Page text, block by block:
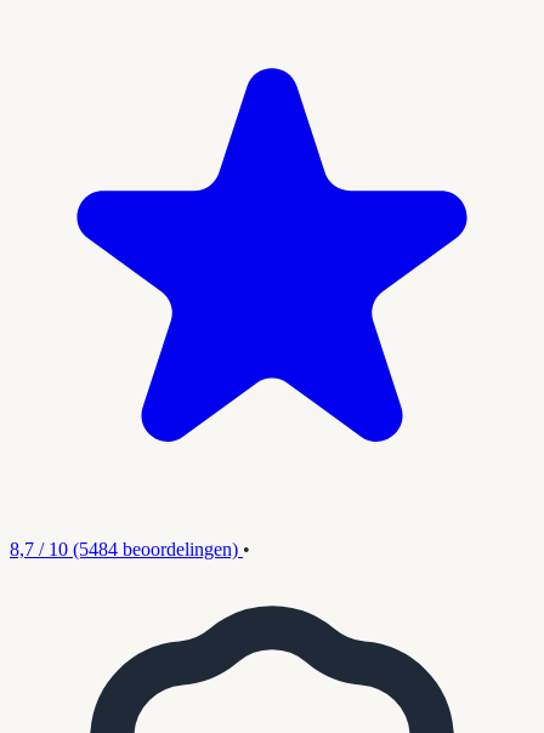
8,7 / 10 (5484 beoordelingen) •